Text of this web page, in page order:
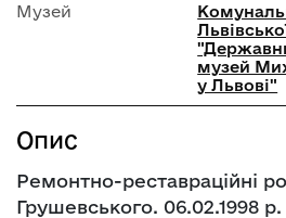
Музей
музей
у Львові"
Опис
Ремонтно-реставраційні
Грушевського. 06.02.1998